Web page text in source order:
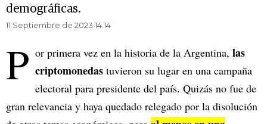
demográficas.
11 Septiembre de 2023 14.14
P or primera vez en la historia de la Argentina, las
criptomonedas tuvieron su lugar en una campaña
electoral para presidente del país. Quizás no fue de
gran relevancia y haya quedado relegado por la disolución